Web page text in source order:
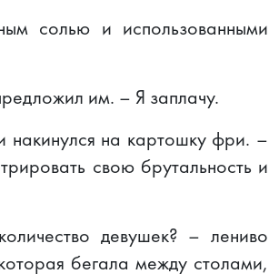
солью и использованными
им. – Я заплачу.
накинулся на картошку фри. –
свою брутальность и
девушек? – лениво
бегала между столами,